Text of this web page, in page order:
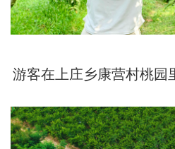
游客在上庄乡康营村桃园